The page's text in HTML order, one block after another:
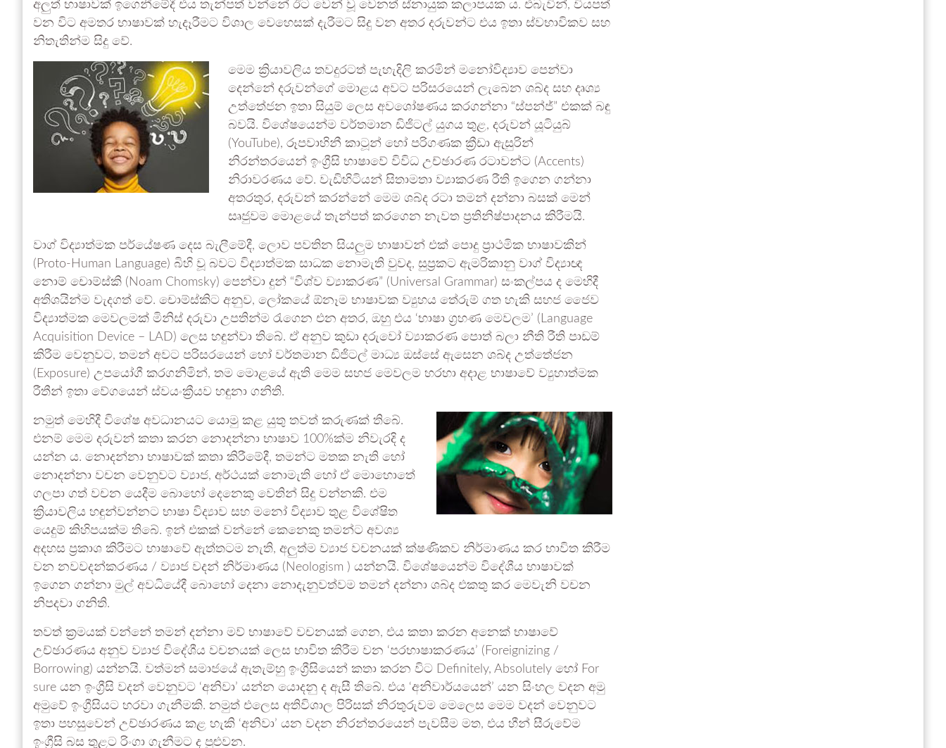
අලුත් භාෂාවක් ඉගෙනීමේදී එය තැන්පත් වන්නේ ඊට වෙන් වූ වෙනත් ස්නායුක කලාපයක ය. එබැවින්, වියපත්
වන විට අමතර භාෂාවක් හැදෑරීමට විශාල වෙහෙසක් දැරීමට සිදු වන අතර දරුවන්ට එය ඉතා ස්වභාවිකව සහ
නිතැතින්ම සිදු වේ.
මෙම ක්‍රියාවලිය තවදුරටත් පැහැදිලි කරමින් මනෝවිද්‍යාව පෙන්වා
දෙන්නේ දරුවන්ගේ මොළය අවට පරිසරයෙන් ලැබෙන ශබ්ද සහ දෘශ්‍ය
උත්තේජන ඉතා සියුම් ලෙස අවශෝෂණය කරගන්නා “ස්පන්ජ්” එකක් බඳු
බවයි. විශේෂයෙන්ම වර්තමාන ඩිජිටල් යුගය තුළ, දරුවන් යූටියුබ්
(YouTube), රූපවාහිනී කාටූන් හෝ පරිගණක ක්‍රීඩා ඇසුරින්
නිරන්තරයෙන් ඉංග්‍රීසි භාෂාවේ විවිධ උච්ඡාරණ රටාවන්ට (Accents)
නිරාවරණය වේ. වැඩිහිටියන් සිතාමතා ව්‍යාකරණ රීති ඉගෙන ගන්නා
අතරතුර, දරුවන් කරන්නේ මෙම ශබ්ද රටා තමන් දන්නා බසක් මෙන්
සෘජුවම මොළයේ තැන්පත් කරගෙන නැවත ප්‍රතිනිෂ්පාදනය කිරීමයි.
වාග් විද්‍යාත්මක පර්යේෂණ දෙස බැලීමේදී, ලොව පවතින සියලුම භාෂාවන් එක් පොදු ප්‍රාථමික භාෂාවකින්
(Proto-Human Language) බිහි වූ බවට විද්‍යාත්මක සාධක නොමැති වුවද, සුප්‍රකට ඇමරිකානු වාග් විද්‍යාඥ
නොම් චොම්ස්කි (Noam Chomsky) පෙන්වා දුන් “විශ්ව ව්‍යාකරණ” (Universal Grammar) සංකල්පය ද මෙහිදී
අතිශයින්ම වැදගත් වේ. චොම්ස්කිට අනුව, ලෝකයේ ඕනෑම භාෂාවක ව්‍යුහය තේරුම් ගත හැකි සහජ ජෛව
විද්‍යාත්මක මෙවලමක් මිනිස් දරුවා උපතින්ම රැගෙන එන අතර, ඔහු එය ‘භාෂා ග්‍රහණ මෙවලම’ (Language
Acquisition Device – LAD) ලෙස හඳුන්වා තිබේ. ඒ අනුව කුඩා දරුවෝ ව්‍යාකරණ පොත් බලා නීති රීති පාඩම්
කිරීම වෙනුවට, තමන් අවට පරිසරයෙන් හෝ වර්තමාන ඩිජිටල් මාධ්‍ය ඔස්සේ ඇසෙන ශබ්ද උත්තේජන
(Exposure) උපයෝගී කරගනිමින්, තම මොළයේ ඇති මෙම සහජ මෙවලම හරහා අදාළ භාෂාවේ ව්‍යුහාත්මක
රීතීන් ඉතා වේගයෙන් ස්වයංක්‍රීයව හඳුනා ගනිති.
නමුත් මෙහිදී විශේෂ අවධානයට යොමු කළ යුතු තවත් කරුණක් තිබේ.
එනම් මෙම දරුවන් කතා කරන නොදන්නා භාෂාව 100%ක්ම නිවැරදි ද
යන්න ය. නොදන්නා භාෂාවක් කතා කිරීමේදී, තමන්ට මතක නැති හෝ
නොදන්නා වචන වෙනුවට ව්‍යාජ, අර්ථයක් නොමැති හෝ ඒ මොහොතේ
ගලපා ගත් වචන යෙදීම බොහෝ දෙනෙකු වෙතින් සිදු වන්නකි. එම
ක්‍රියාවලිය හඳුන්වන්නට භාෂා විද්‍යාව සහ මනෝ විද්‍යාව තුළ විශේෂිත
යෙදුම් කිහිපයක්ම තිබේ. ඉන් එකක් වන්නේ කෙනෙකු තමන්ට අවශ්‍ය
අදහස ප්‍රකාශ කිරීමට භාෂාවේ ඇත්තටම නැති, අලුත්ම ව්‍යාජ වචනයක් ක්ෂණිකව නිර්මාණය කර භාවිත කිරීම
වන නවවදන්කරණය / ව්‍යාජ වදන් නිර්මාණය (Neologism ) යන්නයි. විශේෂයෙන්ම විදේශීය භාෂාවක්
ඉගෙන ගන්නා මුල් අවධියේදී බොහෝ දෙනා නොදැනුවත්වම තමන් දන්නා ශබ්ද එකතු කර මෙවැනි වචන
නිපදවා ගනිති.
තවත් ක්‍රමයක් වන්නේ තමන් දන්නා මව් භාෂාවේ වචනයක් ගෙන, එය කතා කරන අනෙක් භාෂාවේ
උච්ඡාරණය අනුව ව්‍යාජ විදේශීය වචනයක් ලෙස භාවිත කිරීම වන ‘පරභාෂාකරණය’ (Foreignizing /
Borrowing) යන්නයි. වත්මන් සමාජයේ ඇතැම්හු ඉංග්‍රීසියෙන් කතා කරන විට Definitely, Absolutely හෝ For
sure යන ඉංග්‍රීසි වදන් වෙනුවට ‘අනිවා’ යන්න යොදනු ද ඇසී තිබේ. එය ‘අනිවාර්යයෙන්’ යන සිංහල වදන අමු
අමුවේ ඉංග්‍රීසියට හරවා ගැනීමකි. නමුත් එලෙස අතිවිශාල පිරිසක් නිරතුරුවම මෙලෙස මෙම වදන් වෙනුවට
ඉතා පහසුවෙන් උච්ඡාරණය කළ හැකි ‘අනිවා’ යන වදන නිරන්තරයෙන් පැවසීම මත, එය හීන් සීරුවේම
ඉංග්‍රීසි බස තුළට රිංගා ගැනීමට ද පුළුවන.